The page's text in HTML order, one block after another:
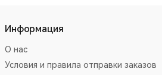
Информация
О нас
Условия и правила отправки заказов